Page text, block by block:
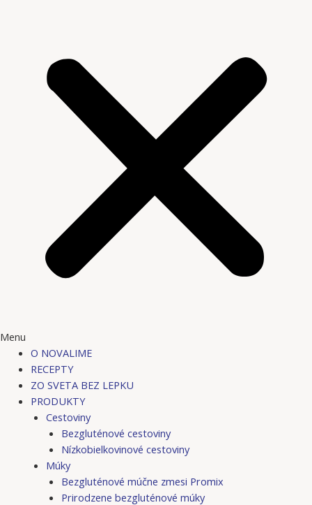
Menu
O NOVALIME
RECEPTY
ZO SVETA BEZ LEPKU
PRODUKTY
Cestoviny
Bezgluténové cestoviny
Nízkobielkovinové cestoviny
Múky
Bezgluténové múčne zmesi Promix
Prirodzene bezgluténové múky